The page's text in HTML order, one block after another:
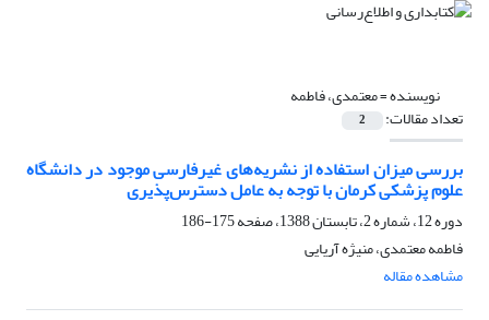
نویسنده =معتمدی، فاطمه
تعداد مقالات: 2
بررسی میزان استفاده از نشریه‌های غیرفارسی موجود در دانشگاه
علوم پزشکی کرمان با توجه به عامل دسترس‌پذیری
دوره 12، شماره 2، تابستان 1388، صفحه
175-186
فاطمه معتمدی، منیژه آریایی
مشاهده مقاله